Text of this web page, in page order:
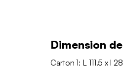
Dimension
Carton 1: L 111.5 x l